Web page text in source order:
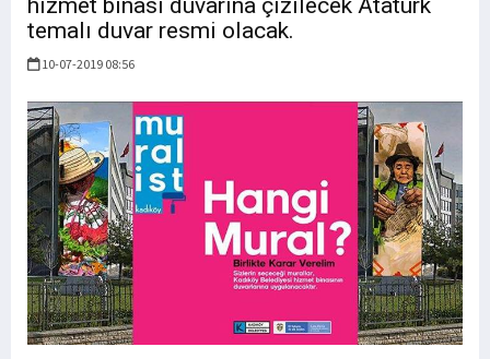
hizmet binası duvarına çizilecek Atatürk
temalı duvar resmi olacak.
10-07-2019 08:56